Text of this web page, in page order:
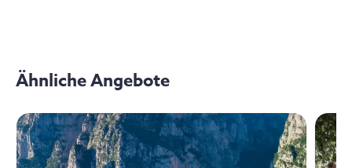
Ähnliche Angebote